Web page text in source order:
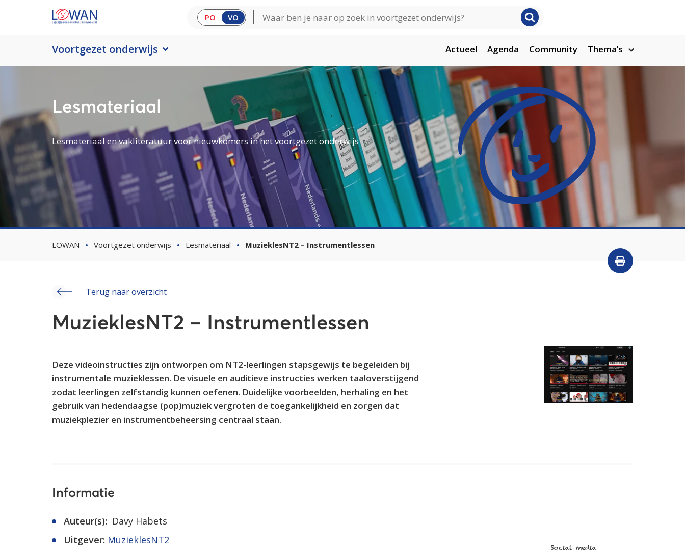
PO VO
Voortgezet onderwijs Actueel Agenda Community Thema’s
Lesmateriaal
Lesmateriaal en vakliteratuur voor nieuwkomers in het voortgezet onderwijs
LOWAN Voortgezet onderwijs Lesmateriaal MuzieklesNT2 – Instrumentlessen
Terug naar overzicht
MuzieklesNT2 – Instrumentlessen
Deze videoinstructies zijn ontworpen om NT2-leerlingen stapsgewijs te begeleiden bij
instrumentale muzieklessen. De visuele en auditieve instructies werken taaloverstijgend
zodat leerlingen zelfstandig kunnen oefenen. Duidelijke voorbeelden, herhaling en het
gebruik van hedendaagse (pop)muziek vergroten de toegankelijkheid en zorgen dat
muziekplezier en instrumentbeheersing centraal staan.
Informatie
Auteur(s): Davy Habets
Uitgever: MuzieklesNT2
Social media